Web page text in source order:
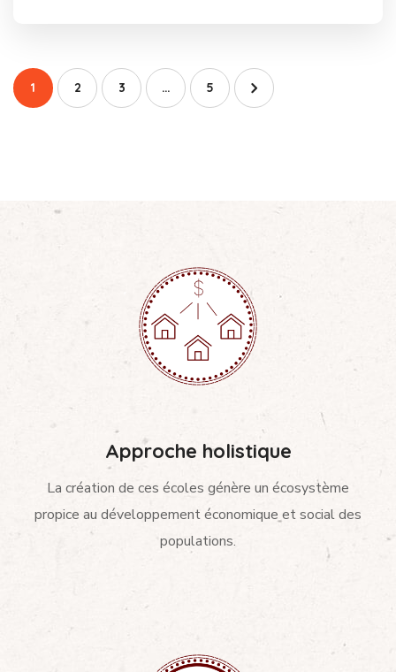
1 2 3 … 5
Approche holistique
La création de ces écoles génère un écosystème
propice au développement économique et social des
populations.